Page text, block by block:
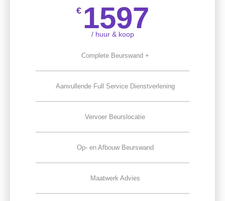
€ 1597
/ huur & koop
Complete Beurswand +
Aanvullende Full Service Dienstverlening
Vervoer Beurslocatie
Op- en Afbouw Beurswand
Maatwerk Advies